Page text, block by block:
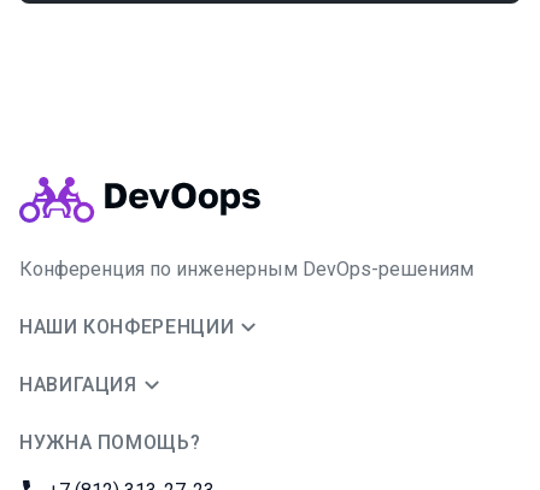
Конференция по инженерным DevOps-решениям
НАШИ КОНФЕРЕНЦИИ
НАВИГАЦИЯ
НУЖНА ПОМОЩЬ?